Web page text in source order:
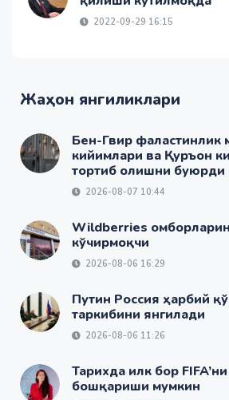
2022-09-29 16:15
Жаҳон янгиликлари
Бен-Гвир фаластинлик
кийимлари ва Қуръон
тортиб олишни буюрди
2026-08-07 10:44
Wildberries
кўчирмоқчи
2026-08-06 16:29
Путин Россия ҳарбий
таркибини янгилади
2026-08-06 11:26
Тарихда илк бор
бошқариши мумкин